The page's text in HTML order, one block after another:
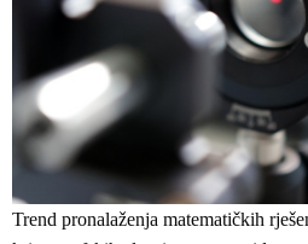
Trend pronalaženja matematičkih